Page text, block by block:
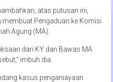
atas putusan ini,
Pengaduan ke Komisi
Agung (MA).
dari KY dan Bawas MA
imbuh dia.
kasus penganiayaan